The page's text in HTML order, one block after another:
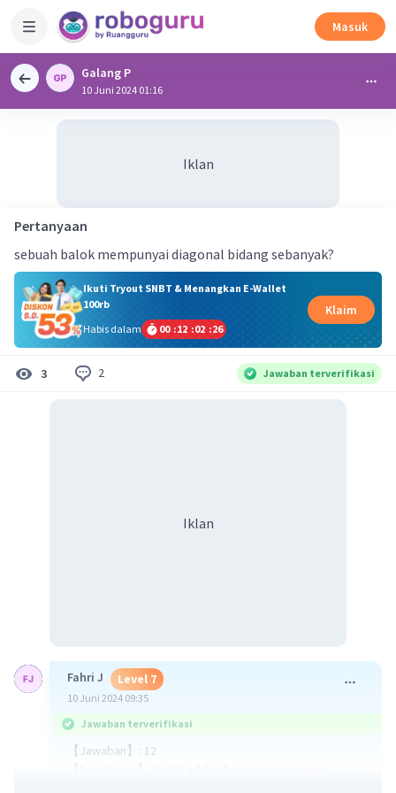
Masuk
Galang P
10 Juni 2024 01:16
Iklan
Pertanyaan
sebuah balok mempunyai diagonal bidang sebanyak?
Ikuti Tryout SNBT & Menangkan E-Wallet
100rb
Habis dalam
00 :12 :02 :26
Klaim
3 2 Jawaban terverifikasi
Iklan
Fahri J Level 7
10 Juni 2024 09:35
Jawaban terverifikasi
【Jawaban】: 12